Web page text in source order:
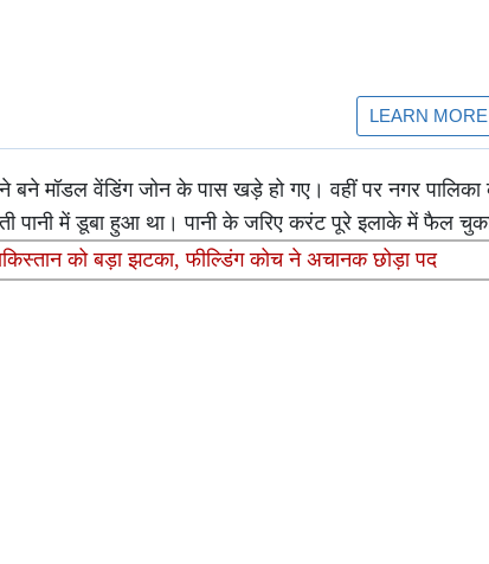
मॉडल वेंडिंग जोन के पास खड़े हो गए। वहीं पर नगर पालिका
पानी में डूबा हुआ था। पानी के जरिए करंट पूरे इलाके में फैल
को बड़ा झटका, फील्डिंग कोच ने अचानक छोड़ा पद